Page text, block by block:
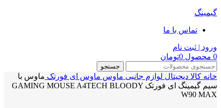
گیمینگ
تماس با ما
ورود | ثبت نام
0 محصول 0تومان
جستجو
خانه کالا دیجیتال لوازم جانبی ماوس ماوس ای فورتک ماوس با
سیم گیمینگ ای فورتک GAMING MOUSE A4TECH BLOODY
W90 MAX